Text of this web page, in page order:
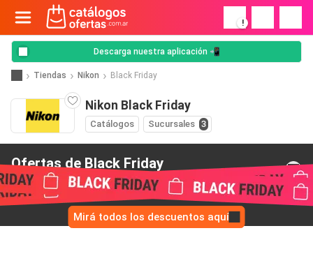
!
Descarga nuestra aplicación 📲
Tiendas Nikon Black Friday
Nikon Black Friday
Catálogos Sucursales 3
Ofertas de Black Friday
de Nikon
Mirá todos los descuentos aquí